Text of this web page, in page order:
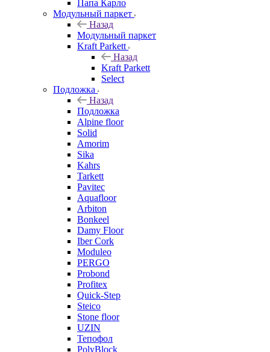
Папа Карло
Модульный паркет
Назад
Модульный паркет
Kraft Parkett
Назад
Kraft Parkett
Select
Подложка
Назад
Подложка
Alpine floor
Solid
Amorim
Sika
Kahrs
Tarkett
Pavitec
Aquafloor
Arbiton
Bonkeel
Damy Floor
Iber Cork
Moduleo
PERGO
Probond
Profitex
Quick-Step
Steico
Stone floor
UZIN
Тепофол
PolyBlock